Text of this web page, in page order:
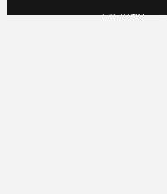
広告掲載につ